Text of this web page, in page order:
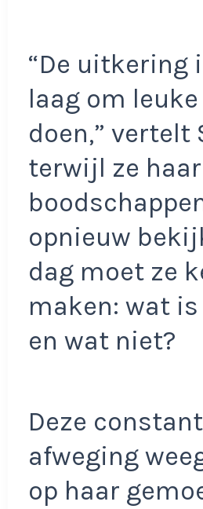
“De uitkering
laag om
doen,” vertelt
terwijl ze haar
opnieuw
dag moet ze
maken: wat
en wat niet?
Deze
afweging
op haar